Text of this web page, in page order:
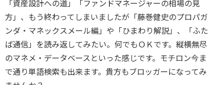
「資産設計への道」「ファンドマネージャーの相場の見
方」、もう終わってしまいましたが「藤巻健史のプロパガ
ンダ・マネックスメール編」や「ひまわり解説」、「ふた
ば通信」を読み返してみたい。何でもＯＫです。縦横無尽
のマネメ・データベースといった感じです。モチロン今ま
で通り単語検索も出来ます。貴方もブロッガーになってみ